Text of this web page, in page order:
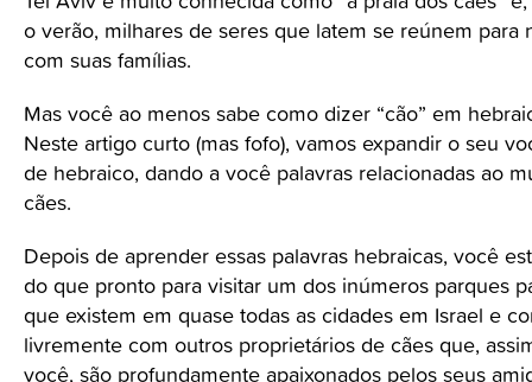
o verão, milhares de seres que latem se reúnem para
com suas famílias.
Mas você ao menos sabe como dizer “cão” em
Neste artigo curto (mas fofo), vamos expandir o seu
de hebraico, dando a você palavras relacionadas ao
cães.
Depois de aprender essas palavras hebraicas, você
do que pronto para visitar um dos inúmeros parques
que existem em quase todas as cidades em Israel e
livremente com outros proprietários de cães que,
você, são profundamente apaixonados pelos seus